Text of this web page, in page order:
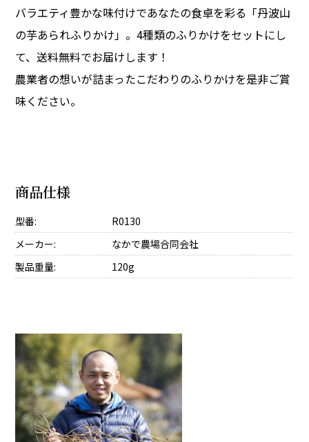
バラエティ豊かな味付けであなたの食卓を彩る「丹波山
の芋あられふりかけ」。4種類のふりかけをセットにし
て、送料無料でお届けします！
農業者の想いが詰まったこだわりのふりかけを是非ご賞
味ください。
商品仕様
型番:
R0130
メーカー:
なかで農場合同会社
製品重量:
120g